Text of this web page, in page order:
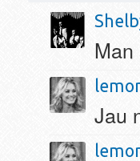
Jau